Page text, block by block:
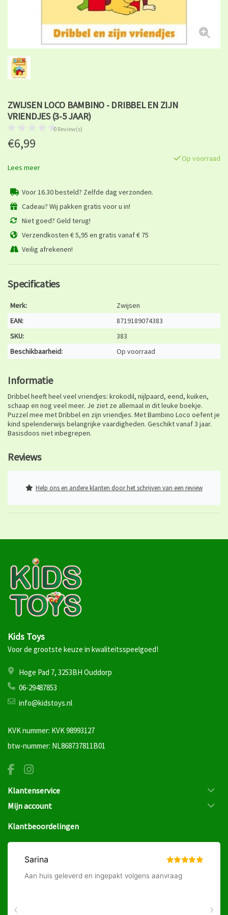
ZWIJSEN LOCO BAMBINO - DRIBBEL EN ZIJN
VRIENDJES (3-5 JAAR)
0 Review(s)
€6,99
Op voorraad
Lees meer
Voor 16.30 besteld? Zelfde dag verzonden.
Cadeau? Wij pakken gratis voor u in!
Niet goed? Geld terug!
Verzendkosten € 5,95 en gratis vanaf € 75
Veilig afrekenen!
Specificaties
Merk:
Zwijsen
EAN:
8719189074383
SKU:
383
Beschikbaarheid:
Op voorraad
Informatie
Dribbel heeft heel veel vriendjes: krokodil, nijlpaard, eend, kuiken,
schaap en nog veel meer. Je ziet ze allemaal in dit leuke boekje.
Puzzel mee met Dribbel en zijn vriendjes. Met Bambino Loco oefent je
kind spelenderwijs belangrijke vaardigheden. Geschikt vanaf 3 jaar.
Basisdoos niet inbegrepen.
Reviews
Help ons en andere klanten door het schrijven van een review
Kids Toys
Voor de grootste keuze in kwaliteitsspeelgoed!
Hoge Pad 7, 3253BH Ouddorp
06-29487853
info@kidstoys.nl
KVK nummer: KVK 98993127
btw-nummer: NL868737811B01
Klantenservice
Mijn account
Klantbeoordelingen